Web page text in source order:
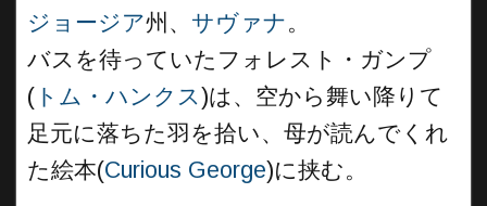
ジョージア州、 サヴァナ。
バスを待っていたフォレスト・ガンプ
( トム・ハンクス)は、空から舞い降りて
足元に落ちた羽を拾い、母が読んでくれ
た絵本(Curious George)に挟む。